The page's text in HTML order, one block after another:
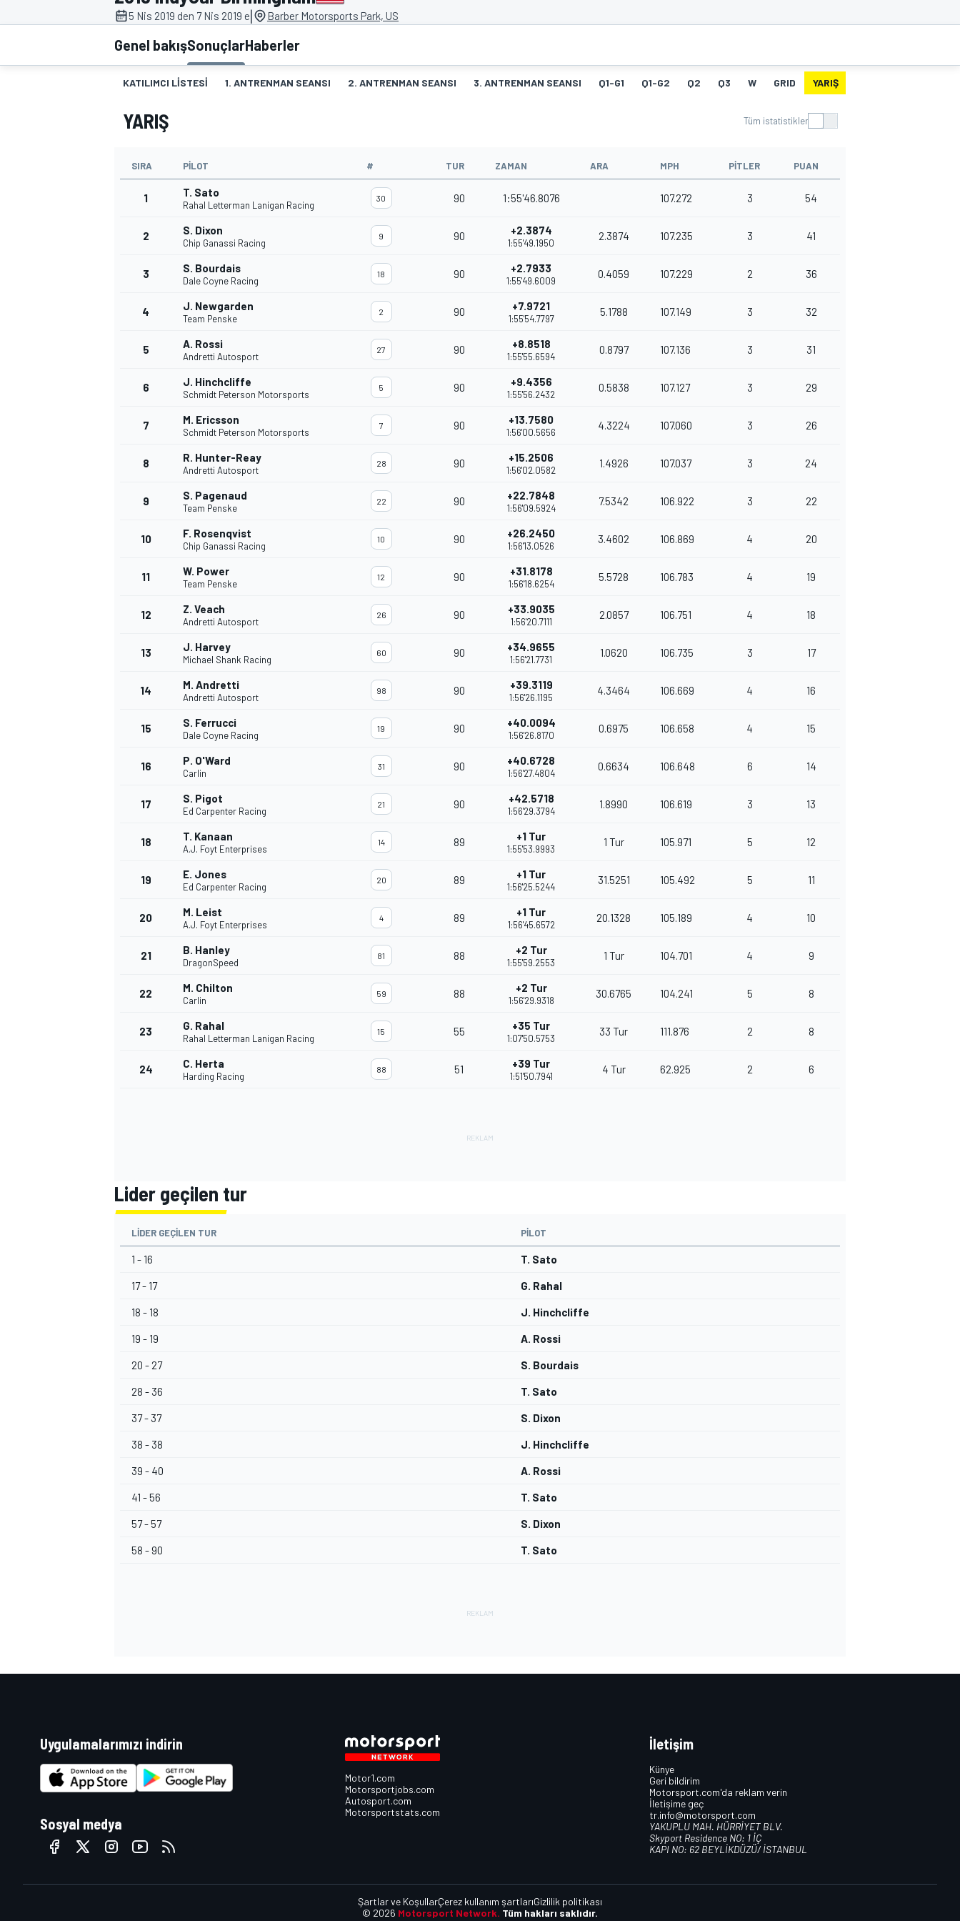
MOTOGP
WORLD SUPERBIKE
TÜRK SPORCULAR
5 Nis 2019 den 7 Nis 2019 e| Barber Motorsports Park, US
Genel bakışSonuçlarHaberler
KATILIMCI LISTESI 1. ANTRENMAN SEANSI 2. ANTRENMAN SEANSI 3. ANTRENMAN SEANSI Q1-G1 Q1-G2 Q2 Q3 W GRID YARIŞ
YARIŞ Tüm istatistikler
SIRA PILOT # TUR ZAMAN ARA MPH PITLER PUAN
1 T. Sato
Rahal Letterman Lanigan Racing
30 90 1:55'46.8076 107.272 3 54
2 S. Dixon
Chip Ganassi Racing
9 90 +2.3874
1:55'49.1950
2.3874 107.235 3 41
3 S. Bourdais
Dale Coyne Racing
18 90 +2.7933
1:55'49.6009
0.4059 107.229 2 36
4 J. Newgarden
Team Penske
2 90 +7.9721
1:55'54.7797
5.1788 107.149 3 32
5 A. Rossi
Andretti Autosport
27 90 +8.8518
1:55'55.6594
0.8797 107.136 3 31
6 J. Hinchcliffe
Schmidt Peterson Motorsports
5 90 +9.4356
1:55'56.2432
0.5838 107.127 3 29
7 M. Ericsson
Schmidt Peterson Motorsports
7 90 +13.7580
1:56'00.5656
4.3224 107.060 3 26
8 R. Hunter-Reay
Andretti Autosport
28 90 +15.2506
1:56'02.0582
1.4926 107.037 3 24
9 S. Pagenaud
Team Penske
22 90 +22.7848
1:56'09.5924
7.5342 106.922 3 22
10 F. Rosenqvist
Chip Ganassi Racing
10 90 +26.2450
1:56'13.0526
3.4602 106.869 4 20
11 W. Power
Team Penske
12 90 +31.8178
1:56'18.6254
5.5728 106.783 4 19
12 Z. Veach
Andretti Autosport
26 90 +33.9035
1:56'20.7111
2.0857 106.751 4 18
13 J. Harvey
Michael Shank Racing
60 90 +34.9655
1:56'21.7731
1.0620 106.735 3 17
14 M. Andretti
Andretti Autosport
98 90 +39.3119
1:56'26.1195
4.3464 106.669 4 16
15 S. Ferrucci
Dale Coyne Racing
19 90 +40.0094
1:56'26.8170
0.6975 106.658 4 15
16 P. O'Ward
Carlin
31 90 +40.6728
1:56'27.4804
0.6634 106.648 6 14
17 S. Pigot
Ed Carpenter Racing
21 90 +42.5718
1:56'29.3794
1.8990 106.619 3 13
18 T. Kanaan
A.J. Foyt Enterprises
14 89 +1 Tur
1:55'53.9993
1 Tur 105.971 5 12
19 E. Jones
Ed Carpenter Racing
20 89 +1 Tur
1:56'25.5244
31.5251 105.492 5 11
20 M. Leist
A.J. Foyt Enterprises
4 89 +1 Tur
1:56'45.6572
20.1328 105.189 4 10
21 B. Hanley
DragonSpeed
81 88 +2 Tur
1:55'59.2553
1 Tur 104.701 4 9
22 M. Chilton
Carlin
59 88 +2 Tur
1:56'29.9318
30.6765 104.241 5 8
23 G. Rahal
Rahal Letterman Lanigan Racing
15 55 +35 Tur
1:07'50.5753
33 Tur 111.876 2 8
24 C. Herta
Harding Racing
88 51 +39 Tur
1:51'50.7941
4 Tur 62.925 2 6
Lider geçilen tur
LIDER GEÇILEN TUR PILOT
1 - 16 T. Sato
17 - 17 G. Rahal
18 - 18 J. Hinchcliffe
19 - 19 A. Rossi
20 - 27 S. Bourdais
28 - 36 T. Sato
37 - 37 S. Dixon
38 - 38 J. Hinchcliffe
39 - 40 A. Rossi
41 - 56 T. Sato
57 - 57 S. Dixon
58 - 90 T. Sato
Uygulamalarımızı indirin
Sosyal medya
Motor1.com
Motorsportjobs.com
Autosport.com
Motorsportstats.com
İletişim
Künye
Geri bildirim
Motorsport.com'da reklam verin
İletişime geç
tr.info@motorsport.com
YAKUPLU MAH. HÜRRİYET BLV.
Skyport Residence NO: 1 İÇ
KAPI NO: 62 BEYLİKDÜZÜ/ İSTANBUL
© 2026 Motorsport Network. Tüm hakları saklıdır.
Şartlar ve KoşullarÇerez kullanım şartlarıGizlilik politikası